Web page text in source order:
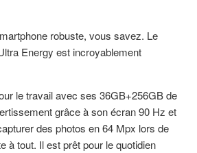
robuste, vous savez. Le
Energy est incroyablement
le travail avec ses 36GB+256GB de
grâce à son écran 90 Hz et
des photos en 64 Mpx lors de
à tout. Il est prêt pour le quotidien